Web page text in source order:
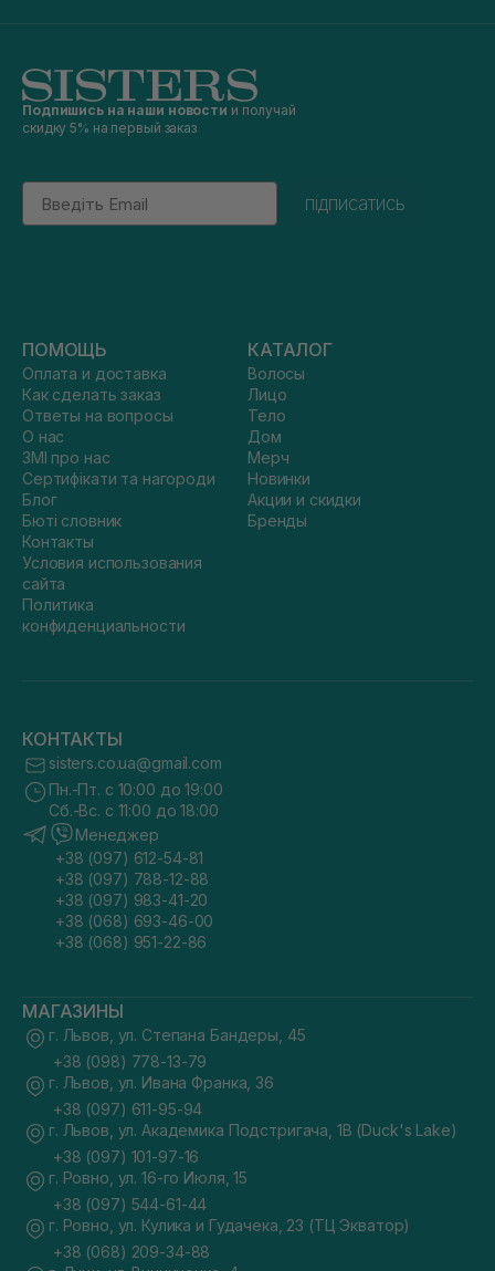
Подпишись на наши новости и получай
скидку 5% на первый заказ
Email
підписатись
ПОМОЩЬ
Оплата и доставка
Как сделать заказ
Ответы на вопросы
О нас
ЗМІ про нас
Сертифікати та нагороди
Блог
Бюті словник
Контакты
Условия использования
сайта
Политика
конфиденциальности
КАТАЛОГ
Волосы
Лицо
Тело
Дом
Мерч
Новинки
Акции и скидки
Бренды
КОНТАКТЫ
sisters.co.ua@gmail.com
Пн.-Пт. с 10:00 до 19:00
Сб.-Вс. с 11:00 до 18:00
Менеджер
+38 (097) 612-54-81
+38 (097) 788-12-88
+38 (097) 983-41-20
+38 (068) 693-46-00
+38 (068) 951-22-86
МАГАЗИНЫ
г. Львов, ул. Степана Бандеры, 45
+38 (098) 778-13-79
г. Львов, ул. Ивана Франка, 36
+38 (097) 611-95-94
г. Львов, ул. Академика Подстригача, 1В (Duck's Lake)
+38 (097) 101-97-16
г. Ровно, ул. 16-го Июля, 15
+38 (097) 544-61-44
г. Ровно, ул. Кулика и Гудачека, 23 (ТЦ Экватор)
+38 (068) 209-34-88